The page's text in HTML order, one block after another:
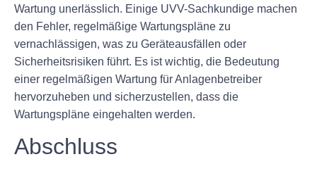
Wartung unerlässlich. Einige UVV-Sachkundige machen
den Fehler, regelmäßige Wartungspläne zu
vernachlässigen, was zu Geräteausfällen oder
Sicherheitsrisiken führt. Es ist wichtig, die Bedeutung
einer regelmäßigen Wartung für Anlagenbetreiber
hervorzuheben und sicherzustellen, dass die
Wartungspläne eingehalten werden.
Abschluss